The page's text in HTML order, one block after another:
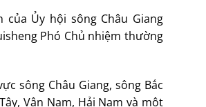
Ủy hội sông Châu Giang
Phó Chủ nhiệm thường
sông Châu Giang, sông Bắc
Vân Nam, Hải Nam và một